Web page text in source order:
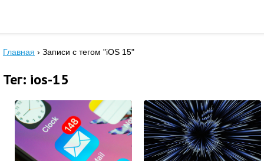
Главная › Записи с тегом "iOS 15"
Тег: ios-15